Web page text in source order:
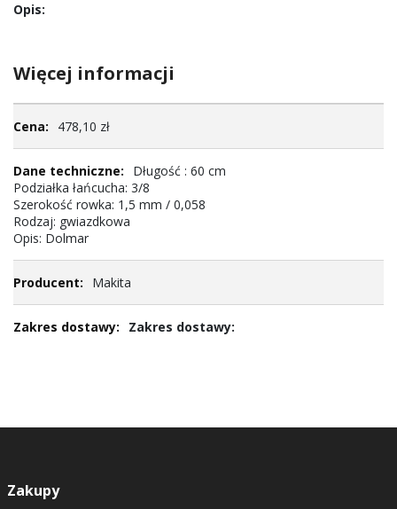
Opis:
Więcej informacji
informacji478,10 zł
Długość : 60 cm
Podziałka łańcucha: 3/8
Szerokość rowka: 1,5 mm / 0,058
Rodzaj: gwiazdkowa
Opis: Dolmar
Makita
Zakres dostawy:
Zakupy